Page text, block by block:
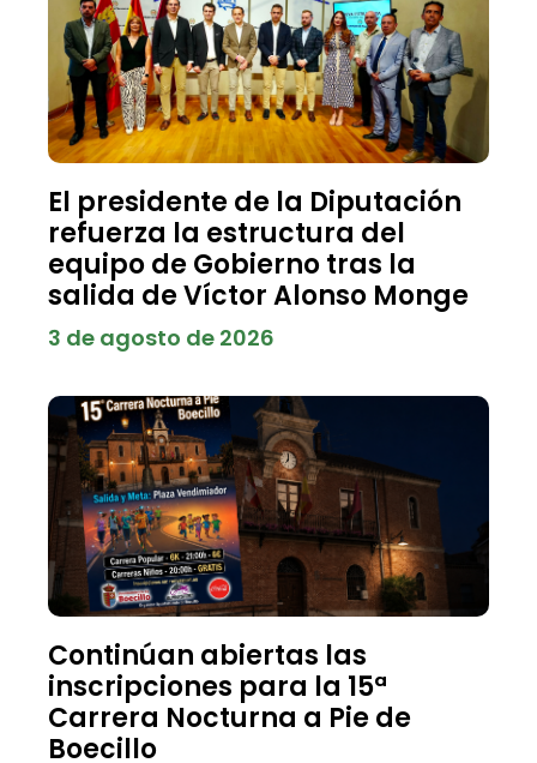
El presidente de la Diputación
refuerza la estructura del
equipo de Gobierno tras la
salida de Víctor Alonso Monge
3 de agosto de 2026
Continúan abiertas las
inscripciones para la 15ª
Carrera Nocturna a Pie de
Boecillo